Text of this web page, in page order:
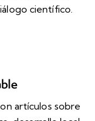
científico.
artículos sobre